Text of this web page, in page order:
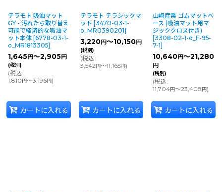
テラモト 吸油マット
GY - 汚れたら取り替え
可能で経済的な吸油マ
ット本体 [6778-03-1-
o_MR1813305]
1,645円～2,905円
(税別)
(税込:
1,810円～3,196円)
カートに入れる
テラモト テラシックマ
ット [3470-03-1-
o_MR0390201]
3,220円～10,150円
(税別)
(税込:
3,542円～11,165円)
カートに入れる
山崎産業 ゴムマットベ
ース (吸油マット用マ
ジッククロス付き)
[3308-02-1-o_F-95-
7-1]
10,640円～21,280
円
(税別)
(税込:
11,704円～23,408円)
カートに入れる